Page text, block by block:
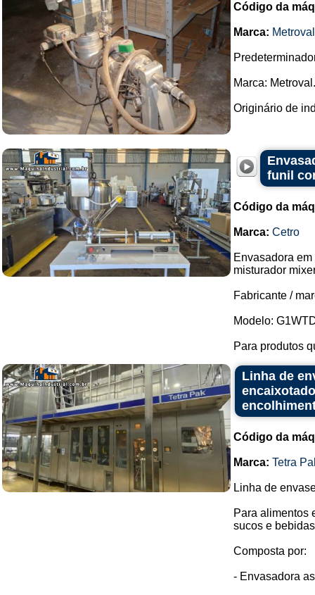
Código da
Marca: Metroval
Marca: Metroval.
Originário de
funil
Código da
Marca: Cetro
Envasadora
misturador
Fabricante /
Modelo:
Para produtos
Linha de
Código da
Marca: Tetra
Linha de
Para alimentos
sucos e
Composta por:
- Envasadora